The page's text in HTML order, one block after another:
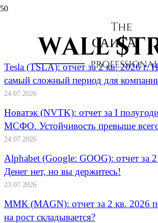
ВСЕ ПОСЛЕДНИЕ
САЙТА
Tesla (TSLA): отчет за 2 кв. 2026 г.
самый сложный период для
24.07.2026
Новатэк (NVTK): отчет за I
МСФО. Устойчивость превыше
24.07.2026
Alphabet (Google: GOOG): отчет за
Денег нет, но вы держитесь!
23.07.2026
ММК (MAGN): отчет за 2 кв. 2026
на рост складывается?